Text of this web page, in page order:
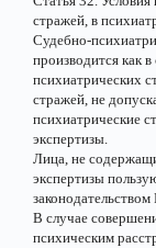
стражей, в
Судебно-
производится как
психиатрических
стражей, не
психиатрические
экспертизы.
Лица, не
экспертизы
В случае
психическим